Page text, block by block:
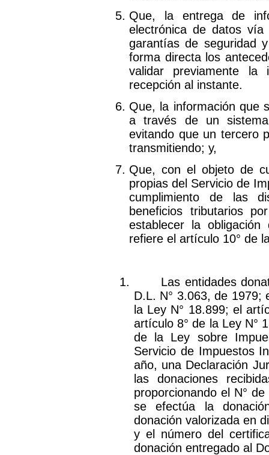
Que, la entrega de
electrónica de datos
garantías de seguridad
forma directa los
validar previamente
recepción al instante.
Que, la información que
a través de un
evitando que un tercero
transmitiendo; y,
Que, con el objeto de
propias del Servicio de
cumplimiento de las
beneficios tributarios
establecer la
refiere el artículo 10° de
1.
Las entidades
D.L. N° 3.063, de 1979;
la Ley N° 18.899; el
artículo 8° de la Ley N°
de la Ley sobre
Servicio de Impuestos
año, una Declaración
las donaciones
proporcionando el N°
se efectúa la
donación valorizada en
y el número del
donación entregado al